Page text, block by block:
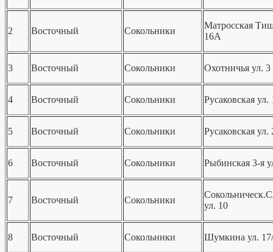
2 Восточный Сокольники
Матросская
16А
3 Восточный Сокольники Охотничья ул. 3
4 Восточный Сокольники Русаковская ул.
5 Восточный Сокольники Русаковская ул.
6 Восточный Сокольники Рыбинская 3-я
7 Восточный Сокольники
ул. 10
8 Восточный Сокольники Шумкина ул.